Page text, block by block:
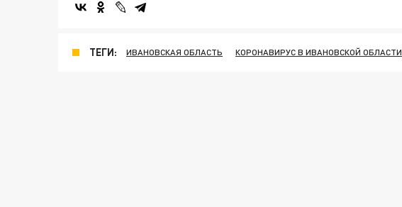
ТЕГИ: ИВАНОВСКАЯ ОБЛАСТЬ КОРОНАВИРУС В ИВАНОВСКОЙ ОБЛАСТИ